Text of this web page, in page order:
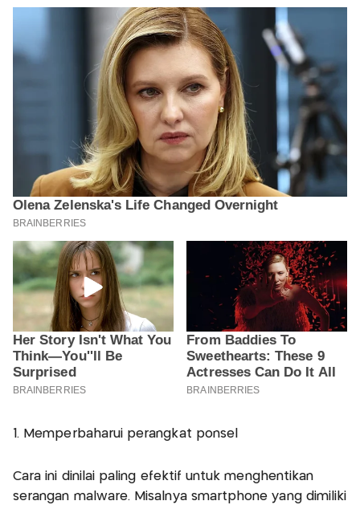
1. Memperbaharui perangkat ponsel
Cara ini dinilai paling efektif untuk menghentikan
serangan malware. Misalnya smartphone yang dimiliki